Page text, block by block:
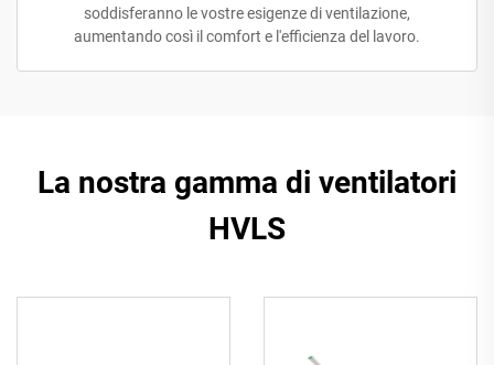
soddisferanno le vostre esigenze di ventilazione,
aumentando così il comfort e l'efficienza del lavoro.
La nostra gamma di ventilatori
HVLS